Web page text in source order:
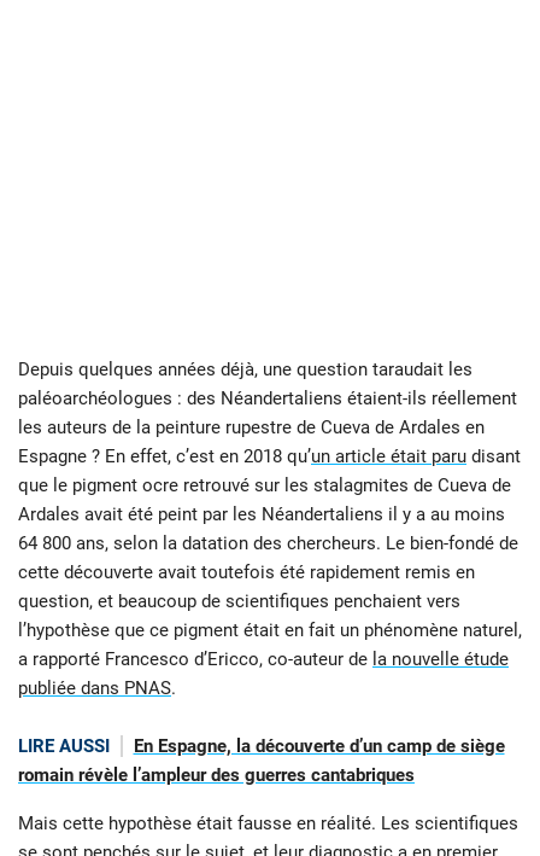
Depuis quelques années déjà, une question taraudait les
paléoarchéologues : des Néandertaliens étaient-ils réellement
les auteurs de la peinture rupestre de Cueva de Ardales en
Espagne ? En effet, c’est en 2018 qu’un article était paru disant
que le pigment ocre retrouvé sur les stalagmites de Cueva de
Ardales avait été peint par les Néandertaliens il y a au moins
64 800 ans, selon la datation des chercheurs. Le bien-fondé de
cette découverte avait toutefois été rapidement remis en
question, et beaucoup de scientifiques penchaient vers
l’hypothèse que ce pigment était en fait un phénomène naturel,
a rapporté Francesco d’Ericco, co-auteur de la nouvelle étude
publiée dans PNAS.
LIRE AUSSI
En Espagne, la découverte d’un camp de siège
romain révèle l’ampleur des guerres cantabriques
Mais cette hypothèse était fausse en réalité. Les scientifiques